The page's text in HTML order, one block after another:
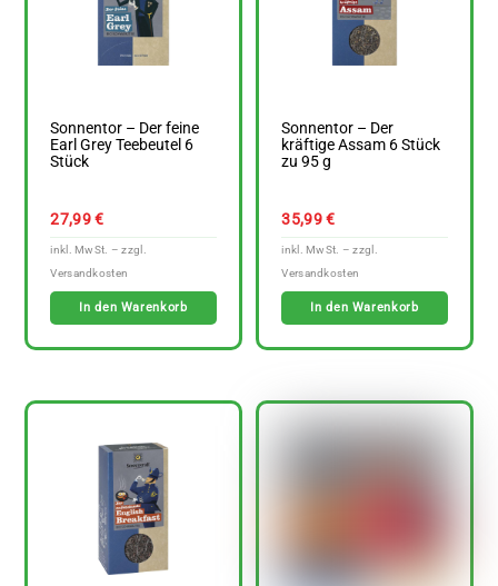
Sonnentor – Der feine
Earl Grey Teebeutel 6
Stück
27,99€
In den Warenkorb
Sonnentor – Der
kräftige Assam 6 Stück
zu 95 g
35,99€
In den Warenkorb